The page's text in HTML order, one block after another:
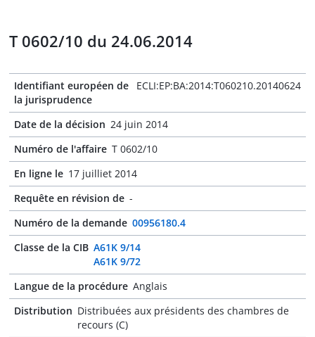
T 0602/10 du 24.06.2014
Identifiant européen de
la jurisprudence
ECLI:EP:BA:2014:T060210.20140624
Date de la décision 24 juin 2014
Numéro de l'affaire T 0602/10
En ligne le 17 juilliet 2014
Requête en révision de -
Numéro de la demande 00956180.4
Classe de la CIB A61K 9/14
A61K 9/72
Langue de la procédure Anglais
Distribution Distribuées aux présidents des chambres de
recours (C)